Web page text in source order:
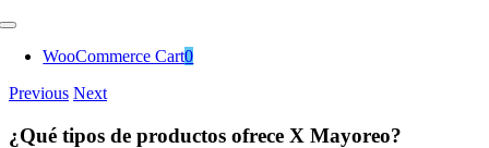
WooCommerce Cart0
Previous Next
¿Qué tipos de productos ofrece X Mayoreo?